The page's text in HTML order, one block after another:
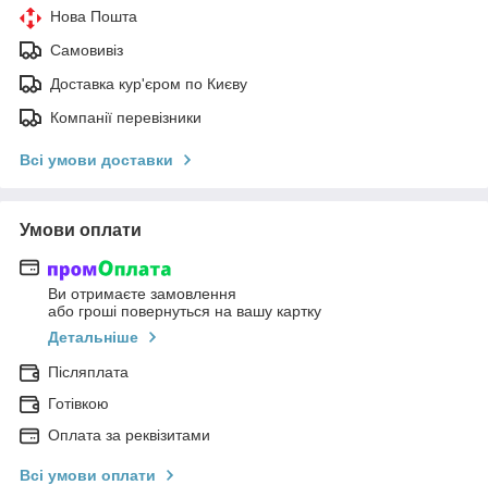
Нова Пошта
Самовивіз
Доставка кур'єром по Києву
Компанії перевізники
Всі умови доставки
Умови оплати
Ви отримаєте замовлення
або гроші повернуться на вашу картку
Детальніше
Післяплата
Готівкою
Оплата за реквізитами
Всі умови оплати